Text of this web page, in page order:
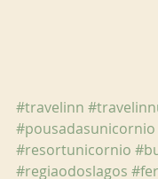
#travelinn
#pousadasunicornio
#resortunicornio
#regiaodoslagos